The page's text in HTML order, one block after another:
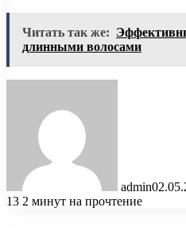
Читать так же:
длинными волосами
admin
13 2 минут на прочтение